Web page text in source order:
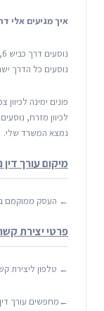
איך מגיעים אלי
נוסעים כל הדרך
פונים ימינה
לכיוון מזרח,
נמצא המשרד שלי.
מיקום עורך
← העסק ממוקמם
פרטי יצירת
← טלפון ליצירת
←מחפשים עורך